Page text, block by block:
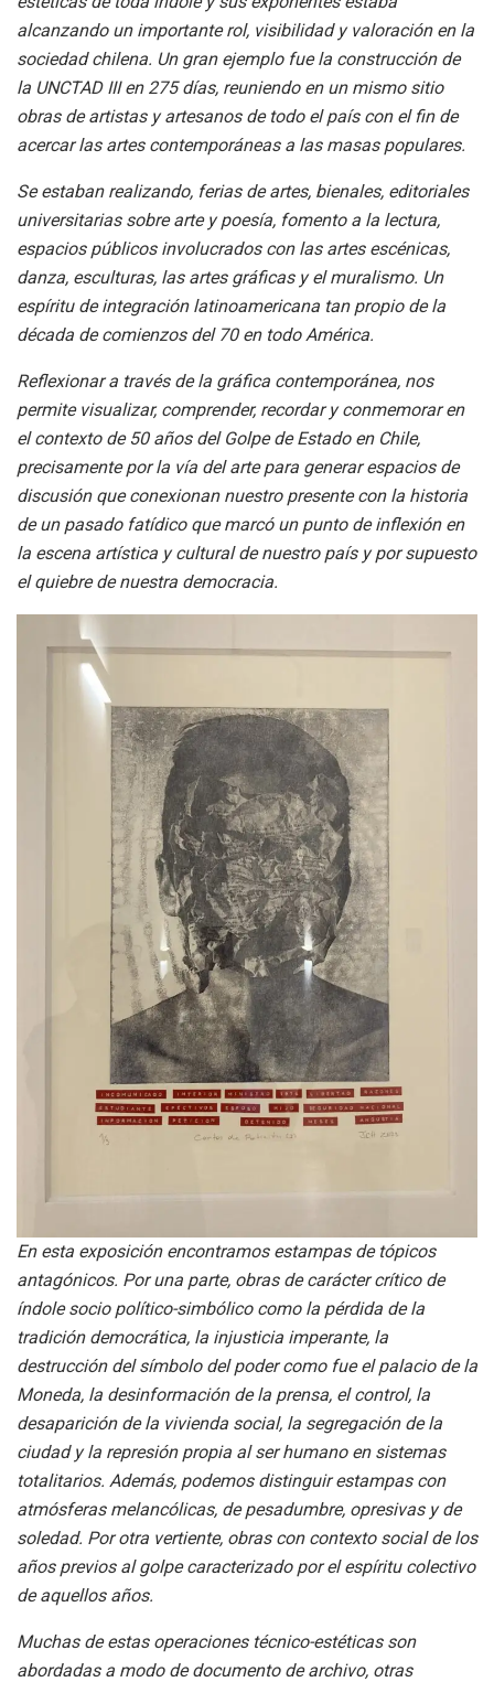
alcanzando un importante rol, visibilidad y valoración en la
sociedad chilena. Un gran ejemplo fue la construcción de
la UNCTAD III en 275 días, reuniendo en un mismo sitio
obras de artistas y artesanos de todo el país con el fin de
acercar las artes contemporáneas a las masas populares.
Se estaban realizando, ferias de artes, bienales, editoriales
universitarias sobre arte y poesía, fomento a la lectura,
espacios públicos involucrados con las artes escénicas,
danza, esculturas, las artes gráficas y el muralismo. Un
espíritu de integración latinoamericana tan propio de la
década de comienzos del 70 en todo América.
Reflexionar a través de la gráfica contemporánea, nos
permite visualizar, comprender, recordar y conmemorar en
el contexto de 50 años del Golpe de Estado en Chile,
precisamente por la vía del arte para generar espacios de
discusión que conexionan nuestro presente con la historia
de un pasado fatídico que marcó un punto de inflexión en
la escena artística y cultural de nuestro país y por supuesto
el quiebre de nuestra democracia.
En esta exposición encontramos estampas de tópicos
antagónicos. Por una parte, obras de carácter crítico de
índole socio político-simbólico como la pérdida de la
tradición democrática, la injusticia imperante, la
destrucción del símbolo del poder como fue el palacio de la
Moneda, la desinformación de la prensa, el control, la
desaparición de la vivienda social, la segregación de la
ciudad y la represión propia al ser humano en sistemas
totalitarios. Además, podemos distinguir estampas con
atmósferas melancólicas, de pesadumbre, opresivas y de
soledad. Por otra vertiente, obras con contexto social de los
años previos al golpe caracterizado por el espíritu colectivo
de aquellos años.
Muchas de estas operaciones técnico-estéticas son
abordadas a modo de documento de archivo, otras